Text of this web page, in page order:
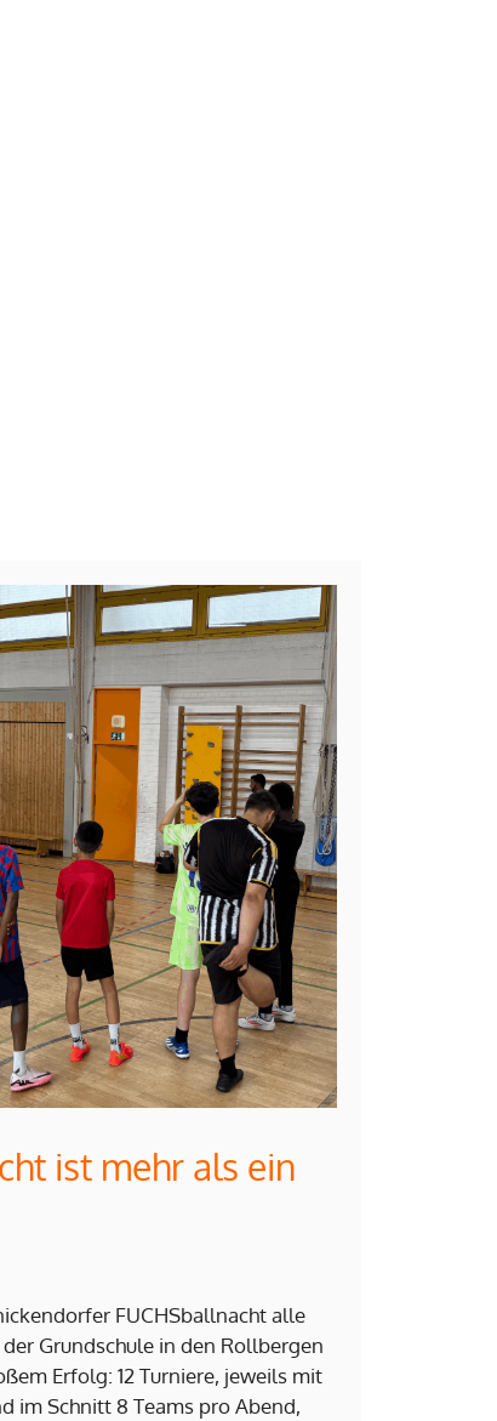
ist mehr als ein
FUCHSballnacht alle
Grundschule in den Rollbergen
Erfolg: 12 Turniere, jeweils mit
im Schnitt 8 Teams pro Abend,